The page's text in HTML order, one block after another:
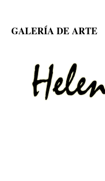
GALERÍA DE ARTE